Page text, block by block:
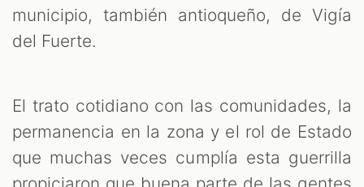
municipio, también antioqueño, de Vigía
del Fuerte.
El trato cotidiano con las comunidades, la
permanencia en la zona y el rol de Estado
que muchas veces cumplía esta guerrilla